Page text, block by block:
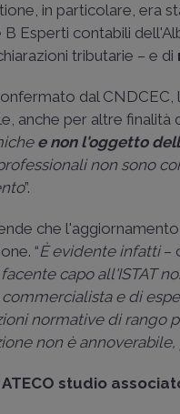
in particolare, era
B Esperti contabili
tributarie – e di
dal CNDCEC,
anche per altre finalità
e non l'oggetto
non sono
”.
che
“È evidente infatti–
facente capo all'ISTAT
e di
normative di rango
non è
ATECO studio